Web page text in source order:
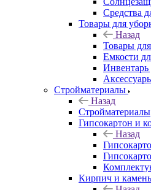
Средства
Товары для
Назад
Товары
Емкости
Инвентарь
Стройматериалы
Назад
Стройматериалы
Гипсокартон и
Назад
Кирпич и камень